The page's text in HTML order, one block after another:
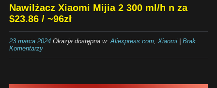
Nawilżacz Xiaomi Mijia 2 300 ml/h n za
$23.86 / ~96zł
23 marca 2024Okazja dostępna w:Aliexpress.com, Xiaomi| Brak
Komentarzy